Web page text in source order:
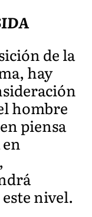
de la
hay
hombre
piensa
nivel.